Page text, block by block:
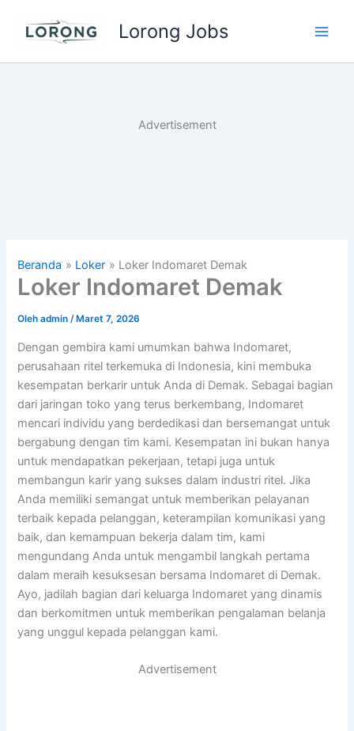
Lorong Jobs
Advertisement
Beranda Loker Loker Indomaret Demak
Loker Indomaret Demak
Olehadmin/ Maret 7, 2026
Dengan gembira kami umumkan bahwa Indomaret,
perusahaan ritel terkemuka di Indonesia, kini membuka
kesempatan berkarir untuk Anda di Demak. Sebagai bagian
dari jaringan toko yang terus berkembang, Indomaret
mencari individu yang berdedikasi dan bersemangat untuk
bergabung dengan tim kami. Kesempatan ini bukan hanya
untuk mendapatkan pekerjaan, tetapi juga untuk
membangun karir yang sukses dalam industri ritel. Jika
Anda memiliki semangat untuk memberikan pelayanan
terbaik kepada pelanggan, keterampilan komunikasi yang
baik, dan kemampuan bekerja dalam tim, kami
mengundang Anda untuk mengambil langkah pertama
dalam meraih kesuksesan bersama Indomaret di Demak.
Ayo, jadilah bagian dari keluarga Indomaret yang dinamis
dan berkomitmen untuk memberikan pengalaman belanja
yang unggul kepada pelanggan kami.
Advertisement